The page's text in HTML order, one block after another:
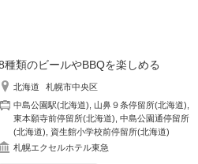
種類のビールやBBQを楽しめる
北海道
札幌市中央区
中島公園駅(北海道)
山鼻９条停留所(北海道)
東本願寺前停留所(北海道) ,中島公園通停留所
(北海道)
資生館小学校前停留所(北海道)
札幌エクセルホテル東急